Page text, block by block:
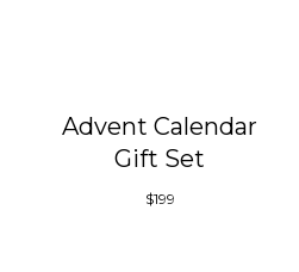
Advent Calendar
Gift Set
$199